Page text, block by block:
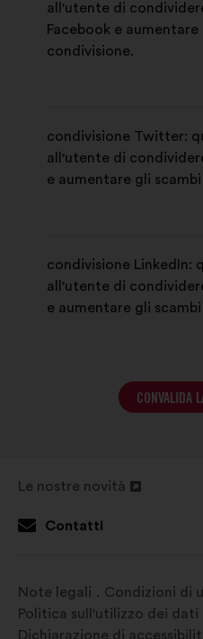
all'utente di
Facebook e
condivisione.
condivisione Twitter:
all'utente di
e aumentare gli
condivisione LinkedIn:
all'utente di
e aumentare gli
CONVALIDA
Le nostre novità
in
Contatti
Note legali
Condizioni di
Politica sull'utilizzo dei dati
Dichiarazione di